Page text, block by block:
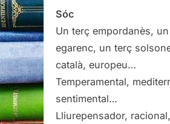
Sóc
Un terç empordanès,
egarenc, un terç
català, europeu…
Temperamental,
sentimental…
Lliurepensador, racional,